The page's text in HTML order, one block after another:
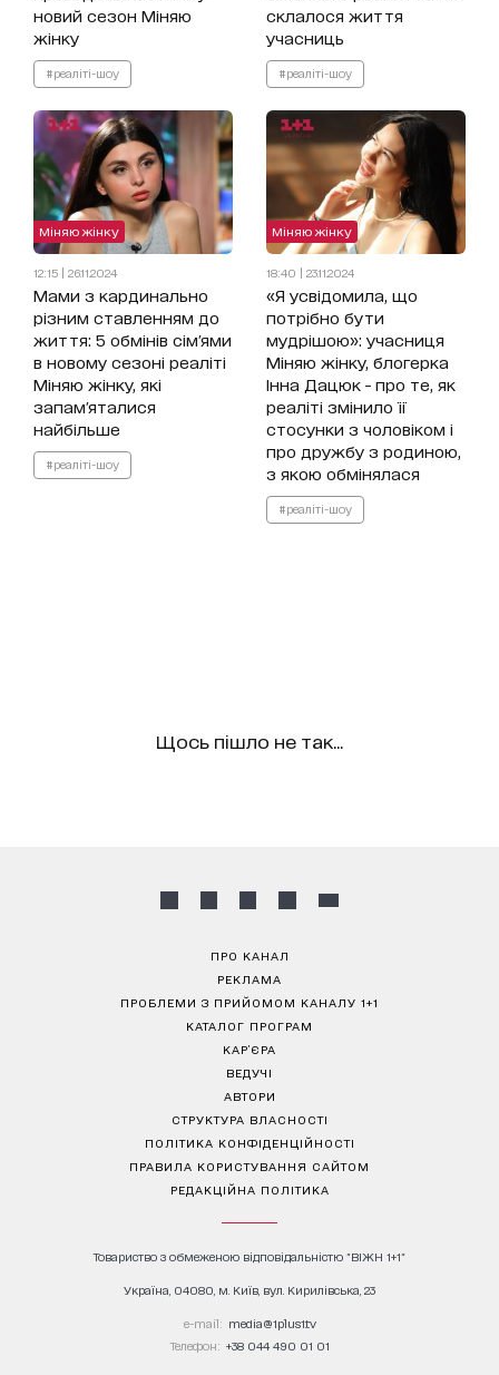
новий сезон Міняю
жінку
#реаліті-шоу
склалося життя
учасниць
#реаліті-шоу
Міняю жінку
12:15 | 26.11.2024
Мами з кардинально
різним ставленням до
життя: 5 обмінів сім'ями
в новому сезоні реаліті
Міняю жінку, які
запам'яталися
найбільше
#реаліті-шоу
Міняю жінку
18:40 | 23.11.2024
«Я усвідомила, що
потрібно бути
мудрішою»: учасниця
Міняю жінку, блогерка
Інна Дацюк - про те, як
реаліті змінило її
стосунки з чоловіком і
про дружбу з родиною,
з якою обмінялася
#реаліті-шоу
Щось пішло не так...
ПРО КАНАЛ
РЕКЛАМА
ПРОБЛЕМИ З ПРИЙОМОМ КАНАЛУ 1+1
КАТАЛОГ ПРОГРАМ
КАР’ЄРА
ВЕДУЧІ
АВТОРИ
СТРУКТУРА ВЛАСНОСТІ
ПОЛІТИКА КОНФІДЕНЦІЙНОСТІ
ПРАВИЛА КОРИСТУВАННЯ САЙТОМ
РЕДАКЦІЙНА ПОЛІТИКА
Товариство з обмеженою відповідальністю "ВІЖН 1+1"
Україна, 04080, м. Київ, вул. Кирилівська, 23
е-mail: media@1plus1.tv
Телефон: +38 044 490 01 01